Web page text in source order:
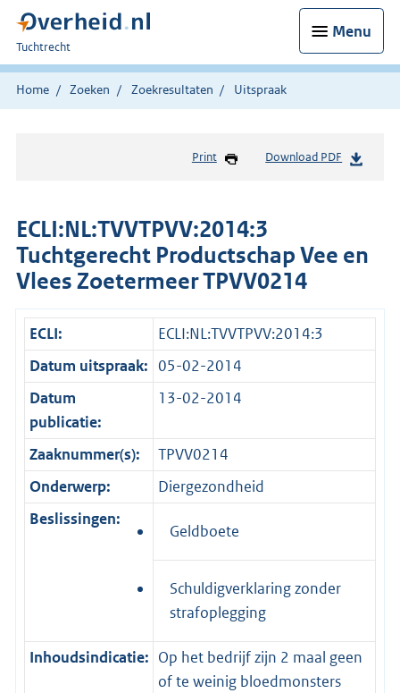
Menu
U
bent
hier:
Tuchtrecht
Home Zoeken Zoekresultaten Uitspraak
Print Download PDF
ECLI:NL:TVVTPVV:2014:3
Tuchtgerecht Productschap Vee en
Vlees Zoetermeer TPVV0214
ECLI:
ECLI:NL:TVVTPVV:2014:3
Datum uitspraak: 05-02-2014
Datum
publicatie:
13-02-2014
Zaaknummer(s):
TPVV0214
Onderwerp:
Diergezondheid
Beslissingen:
Geldboete
Schuldigverklaring zonder
strafoplegging
Inhoudsindicatie: Op het bedrijf zijn 2 maal geen
of te weinig bloedmonsters